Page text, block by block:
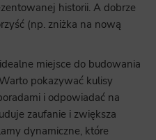
historii. A dobrze
(np. zniżka na nową
miejsce do budowania
pokazywać kulisy
i odpowiadać na
zaufanie i zwiększa
dynamiczne, które